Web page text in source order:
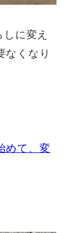
に変え
なくなり
めて、変